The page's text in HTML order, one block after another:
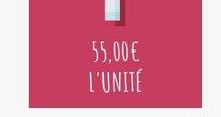
55,00€
L'UNITÉ